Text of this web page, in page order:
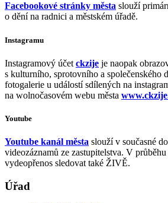
Facebookové stránky města slouží
o dění na radnici a městském úřadě.
Instagramu
Instagramový účet ckzije je naopak
s kulturního, sprotovního a společenského
fotogalerie u událostí sdílených na
na wolnočasovém webu města
Youtube
Youtube kanál města slouží v současné
videozáznamů ze zastupitelstva. V průběhu
vydeopřenos sledovat také ŽIVĚ.
Úřad